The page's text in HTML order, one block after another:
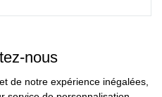
nous
de notre expérience inégalées,